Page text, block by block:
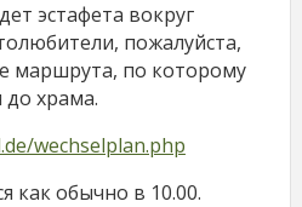
эстафета вокруг
пожалуйста,
маршрута, по которому
до храма.
wechselplan.php
как обычно в 10.00.